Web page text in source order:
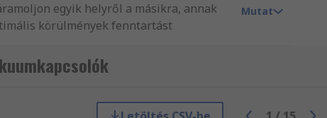
egyik helyről a másikra, annak
körülmények fenntartást
szabályozza. Ha a nyomás elér egy
Mutat